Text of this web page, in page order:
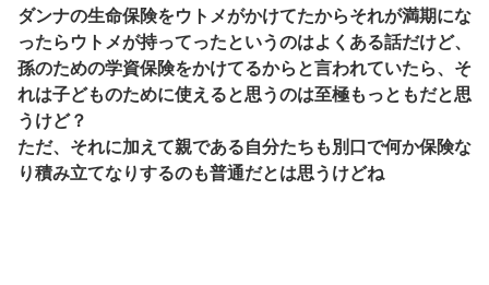
ダンナの生命保険をウトメがかけてたからそれが満期にな
ったらウトメが持ってったというのはよくある話だけど、
孫のための学資保険をかけてるからと言われていたら、そ
れは子どものために使えると思うのは至極もっともだと思
うけど？
ただ、それに加えて親である自分たちも別口で何か保険な
り積み立てなりするのも普通だとは思うけどね